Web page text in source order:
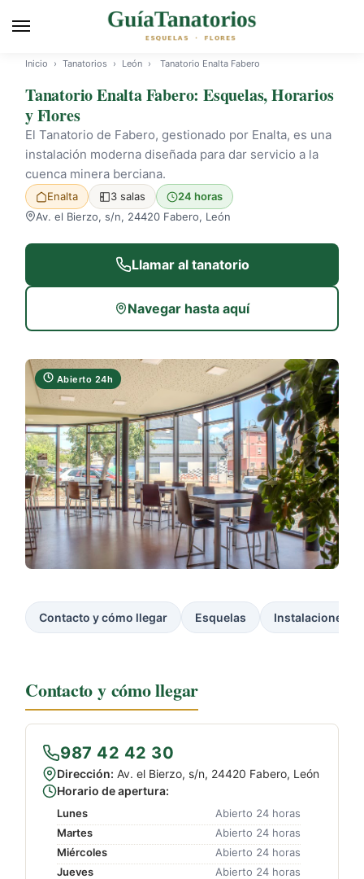
Inicio › Tanatorios › León › Tanatorio Enalta Fabero
Abierto 24h
Tanatorio Enalta Fabero: Esquelas, Horarios
y Flores
El Tanatorio de Fabero, gestionado por Enalta, es una
instalación moderna diseñada para dar servicio a la
cuenca minera berciana.
Enalta 3 salas
24 horas
Av. el Bierzo, s/n, 24420 Fabero, León
Llamar al tanatorio
Navegar hasta aquí
Contacto y cómo llegar Esquelas Instalaciones
Contacto y cómo llegar
987 42 42 30
Dirección: Av. el Bierzo, s/n, 24420 Fabero, León
Horario de apertura:
Lunes
Abierto 24 horas
Martes
Abierto 24 horas
Miércoles
Abierto 24 horas
Jueves
Abierto 24 horas